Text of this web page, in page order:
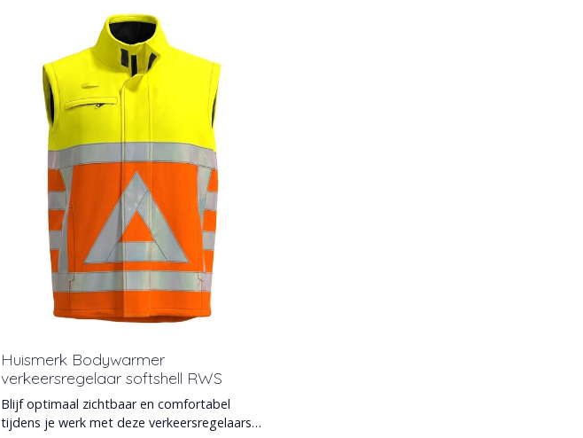
Huismerk Bodywarmer
verkeersregelaar softshell RWS
Blijf optimaal zichtbaar en comfortabel
tijdens je werk met deze verkeersregelaars